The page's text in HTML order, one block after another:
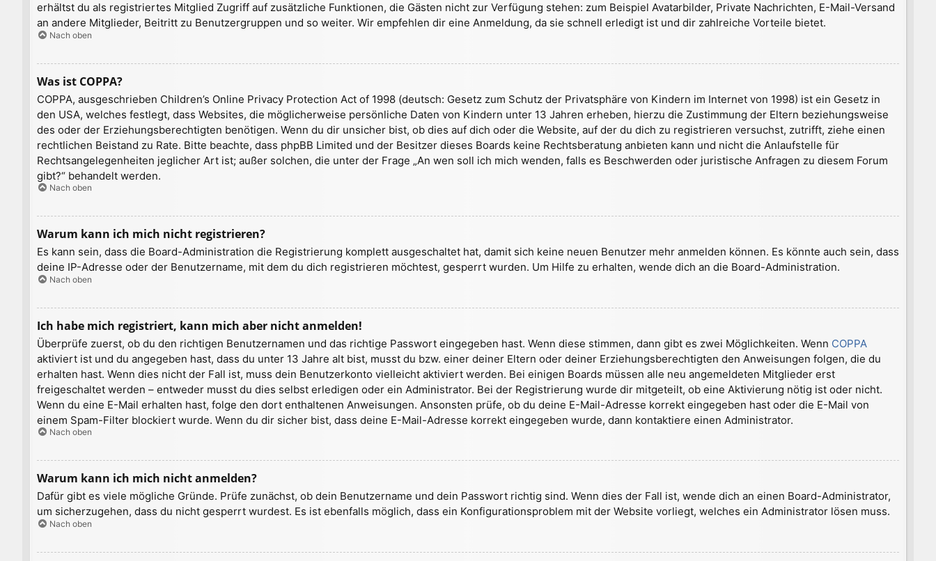
erhältst du als registriertes Mitglied Zugriff auf zusätzliche Funktionen, die Gästen nicht zur Verfügung stehen: zum Beispiel Avatarbilder, Private Nachrichten, E-Mail-Versand
an andere Mitglieder, Beitritt zu Benutzergruppen und so weiter. Wir empfehlen dir eine Anmeldung, da sie schnell erledigt ist und dir zahlreiche Vorteile bietet.
Nach oben
Was ist COPPA?
COPPA, ausgeschrieben Children’s Online Privacy Protection Act of 1998 (deutsch: Gesetz zum Schutz der Privatsphäre von Kindern im Internet von 1998) ist ein Gesetz in
den USA, welches festlegt, dass Websites, die möglicherweise persönliche Daten von Kindern unter 13 Jahren erheben, hierzu die Zustimmung der Eltern beziehungsweise
des oder der Erziehungsberechtigten benötigen. Wenn du dir unsicher bist, ob dies auf dich oder die Website, auf der du dich zu registrieren versuchst, zutrifft, ziehe einen
rechtlichen Beistand zu Rate. Bitte beachte, dass phpBB Limited und der Besitzer dieses Boards keine Rechtsberatung anbieten kann und nicht die Anlaufstelle für
Rechtsangelegenheiten jeglicher Art ist; außer solchen, die unter der Frage „An wen soll ich mich wenden, falls es Beschwerden oder juristische Anfragen zu diesem Forum
gibt?“ behandelt werden.
Nach oben
Warum kann ich mich nicht registrieren?
Es kann sein, dass die Board-Administration die Registrierung komplett ausgeschaltet hat, damit sich keine neuen Benutzer mehr anmelden können. Es könnte auch sein, dass
deine IP-Adresse oder der Benutzername, mit dem du dich registrieren möchtest, gesperrt wurden. Um Hilfe zu erhalten, wende dich an die Board-Administration.
Nach oben
Ich habe mich registriert, kann mich aber nicht anmelden!
Überprüfe zuerst, ob du den richtigen Benutzernamen und das richtige Passwort eingegeben hast. Wenn diese stimmen, dann gibt es zwei Möglichkeiten. Wenn COPPA
aktiviert ist und du angegeben hast, dass du unter 13 Jahre alt bist, musst du bzw. einer deiner Eltern oder deiner Erziehungsberechtigten den Anweisungen folgen, die du
erhalten hast. Wenn dies nicht der Fall ist, muss dein Benutzerkonto vielleicht aktiviert werden. Bei einigen Boards müssen alle neu angemeldeten Mitglieder erst
freigeschaltet werden – entweder musst du dies selbst erledigen oder ein Administrator. Bei der Registrierung wurde dir mitgeteilt, ob eine Aktivierung nötig ist oder nicht.
Wenn du eine E-Mail erhalten hast, folge den dort enthaltenen Anweisungen. Ansonsten prüfe, ob du deine E-Mail-Adresse korrekt eingegeben hast oder die E-Mail von
einem Spam-Filter blockiert wurde. Wenn du dir sicher bist, dass deine E-Mail-Adresse korrekt eingegeben wurde, dann kontaktiere einen Administrator.
Nach oben
Warum kann ich mich nicht anmelden?
Dafür gibt es viele mögliche Gründe. Prüfe zunächst, ob dein Benutzername und dein Passwort richtig sind. Wenn dies der Fall ist, wende dich an einen Board-Administrator,
um sicherzugehen, dass du nicht gesperrt wurdest. Es ist ebenfalls möglich, dass ein Konfigurationsproblem mit der Website vorliegt, welches ein Administrator lösen muss.
Nach oben